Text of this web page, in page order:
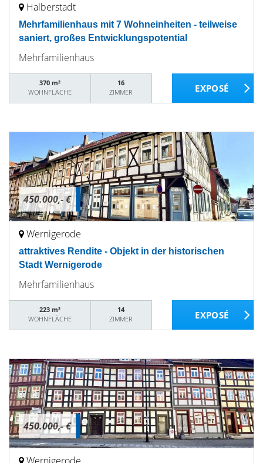
Halberstadt
Mehrfamilienhaus mit 7 Wohneinheiten - teilweise
saniert, großes Entwicklungspotential
Mehrfamilienhaus
370 m²
WOHNFLÄCHE
16
ZIMMER
450.000,- €
Wernigerode
attraktives Rendite - Objekt in der historischen
Stadt Wernigerode
Mehrfamilienhaus
223 m²
WOHNFLÄCHE
14
ZIMMER
450.000,- €